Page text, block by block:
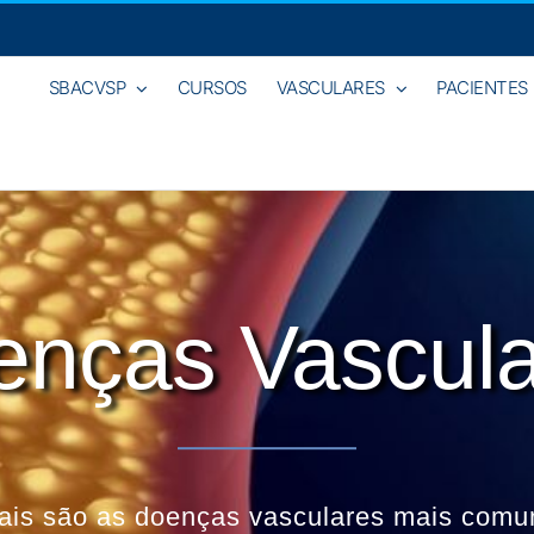
SBACVSP CURSOS VASCULARES PACIENTES
são as doenças vasculares mais